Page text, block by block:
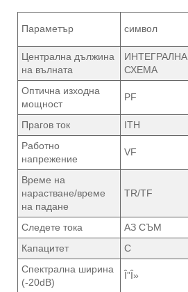
Параметър символ
Централна дължина
на вълната
ИНТЕГРАЛНА
СХЕМА
Оптична изходна
мощност
PF
Прагов ток ITH
Работно
напрежение
VF
Време на
нарастване/време
на падане
TR/TF
Следете тока АЗ СЪМ
Капацитет
C
Спектрална ширина
(-20dB)
Î”Î»